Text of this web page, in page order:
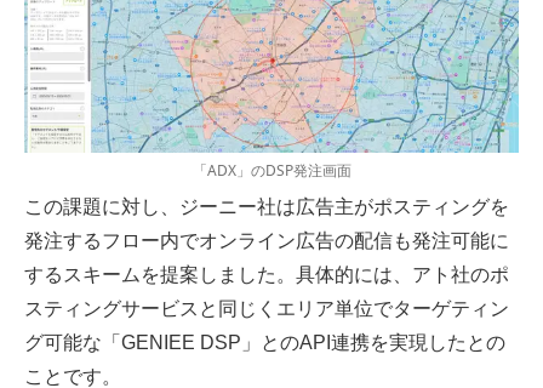
「ADX」のDSP発注画面
この課題に対し、ジーニー社は広告主がポスティングを
発注するフロー内でオンライン広告の配信も発注可能に
するスキームを提案しました。具体的には、アト社のポ
スティングサービスと同じくエリア単位でターゲティン
グ可能な「GENIEE DSP」とのAPI連携を実現したとの
ことです。